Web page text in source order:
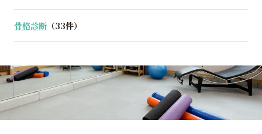
骨格診断 （33件）